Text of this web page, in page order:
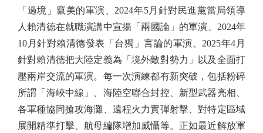
「過境」竄美的軍演、2024年5月針對民進黨當局領導
人賴清德在就職演講中宣揚「兩國論」的軍演、2024年
10月針對賴清德發表「台獨」言論的軍演、2025年4月
針對賴清德把大陸定義為「境外敵對勢力」以及全面打
壓兩岸交流的軍演。每一次演練都有新突破，包括粉碎
所謂「海峽中線」、海陸空聯合封控、新型武器亮相、
各軍種協同搶攻海灘、遠程火力實彈射擊、對特定區域
展開精準打擊、航母編隊增加威懾等。正如最近解放軍